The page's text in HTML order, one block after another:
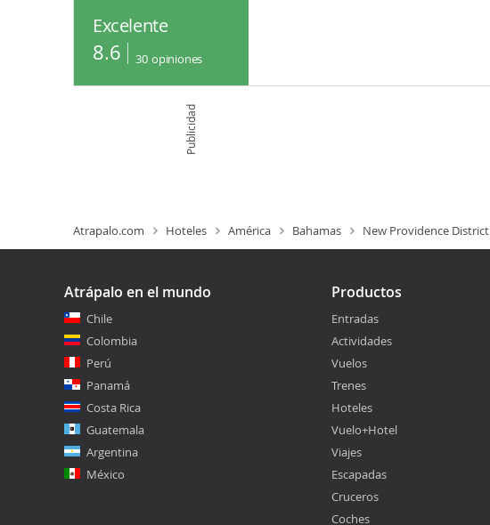
Excelente
8.6 30 opiniones
Publicidad
Atrapalo.com Hoteles América Bahamas New Providence District
Atrápalo en el mundo
Chile
Colombia
Perú
Panamá
Costa Rica
Guatemala
Argentina
México
Productos
Entradas
Actividades
Vuelos
Trenes
Hoteles
Vuelo+Hotel
Viajes
Escapadas
Cruceros
Coches